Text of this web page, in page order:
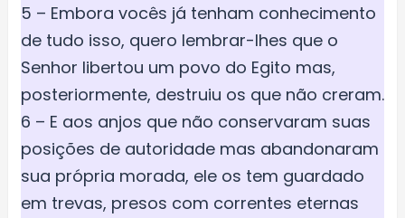
5 – Embora vocês já tenham conhecimento
de tudo isso, quero lembrar-lhes que o
Senhor libertou um povo do Egito mas,
posteriormente, destruiu os que não creram.
6 – E aos anjos que não conservaram suas
posições de autoridade mas abandonaram
sua própria morada, ele os tem guardado
em trevas, presos com correntes eternas